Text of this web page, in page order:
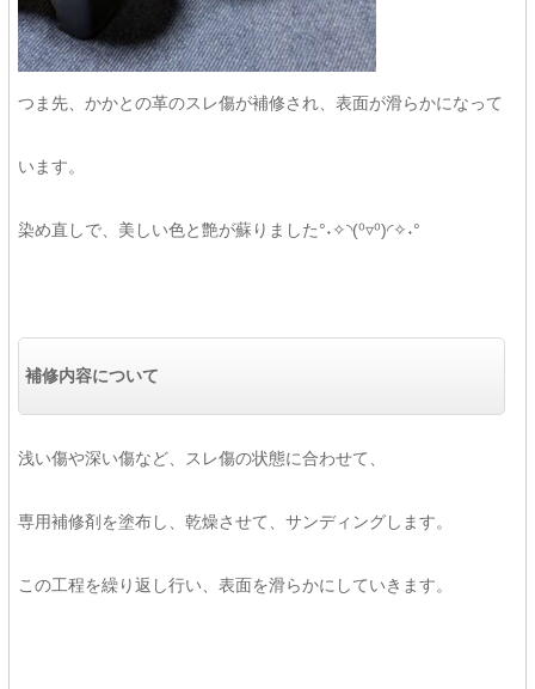
つま先、かかとの革のスレ傷が補修され、表面が滑らかになって
います。
染め直しで、美しい色と艶が蘇りました°˖✧◝(⁰▿⁰)◜✧˖°
補修内容について
浅い傷や深い傷など、スレ傷の状態に合わせて、
専用補修剤を塗布し、乾燥させて、サンディングします。
この工程を繰り返し行い、表面を滑らかにしていきます。